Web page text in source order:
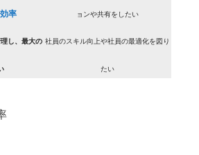
率 ョンや共有をしたい
し、最大の 社員のスキル向上や社員の最適化を図り
たい